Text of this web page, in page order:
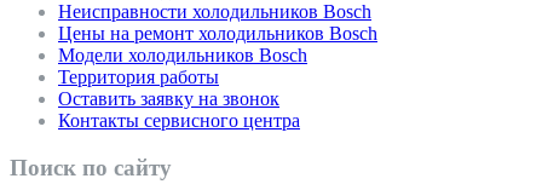
Неисправности холодильников Bosch
Цены на ремонт холодильников Bosch
Модели холодильников Bosch
Территория работы
Оставить заявку на звонок
Контакты сервисного центра
Поиск по сайту